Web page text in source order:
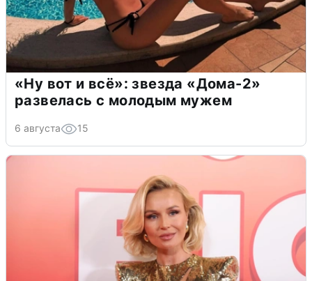
«Ну вот и всё»: звезда «Дома-2»
развелась с молодым мужем
6 августа 15